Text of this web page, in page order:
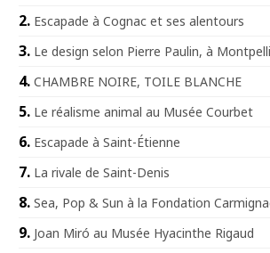
Escapade à Cognac et ses alentours
Le design selon Pierre Paulin, à
CHAMBRE NOIRE, TOILE BLANCHE
Le réalisme animal au Musée Courbet
Escapade à Saint-Étienne
La rivale de Saint-Denis
Sea, Pop & Sun à la Fondation
Joan Miró au Musée Hyacinthe Rigaud